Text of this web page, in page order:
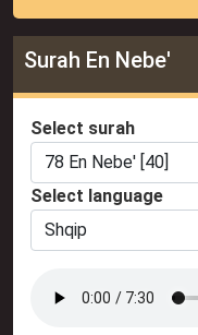
Surah En Nebe'
Select surah
Select language